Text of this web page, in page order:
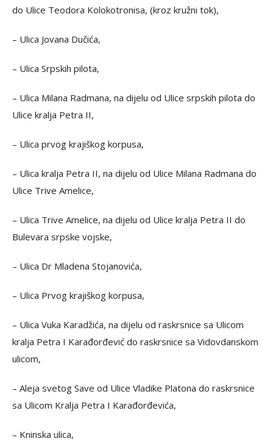
do Ulice Teodora Kolokotronisa, (kroz kružni tok),
– Ulica Jovana Dučića,
– Ulica Srpskih pilota,
– Ulica Milana Radmana, na dijelu od Ulice srpskih pilota do
Ulice kralja Petra II,
– Ulica prvog krajiškog korpusa,
– Ulica kralja Petra II, na dijelu od Ulice Milana Radmana do
Ulice Trive Amelice,
– Ulica Trive Amelice, na dijelu od Ulice kralja Petra II do
Bulevara srpske vojske,
– Ulica Dr Mladena Stojanovića,
– Ulica Prvog krajiškog korpusa,
– Ulica Vuka Karadžića, na dijelu od raskrsnice sa Ulicom
kralja Petra I Karađorđević do raskrsnice sa Vidovdanskom
ulicom,
– Aleja svetog Save od Ulice Vladike Platona do raskrsnice
sa Ulicom Kralja Petra I Karađorđevića,
– Kninska ulica,